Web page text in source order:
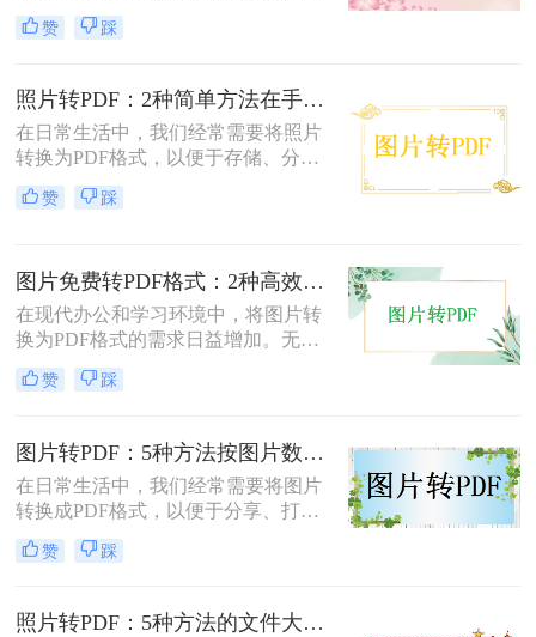
保存、分享和打印。那么如何将图片
转换为pdf格式呢？本文将介绍两种将
赞 踩
照片转PDF：2种简单方法在手机端和电脑端的操作差异！
在日常生活中，我们经常需要将照片
转换为PDF格式，以便于存储、分享
和打印。那么照片转pdf怎么弄呢？下
面将介绍两种简单实用的方法，帮助
赞 踩
图片免费转PDF格式：2种高效方法的转换速度和画质损失对比！
在现代办公和学习环境中，将图片转
换为PDF格式的需求日益增加。无论
是为了更好地保存、传输还是打印图
片，PDF格式因其跨平台兼容性和格
怎么转换成pdf格式免费呢？本文将介
绍两种免费且高效的图片转PDF的方
法。
赞 踩
图片转PDF：5种方法按图片数量和文件大小选，大的别用在线！
在日常生活中，我们经常需要将图片
转换成PDF格式，以便于分享、打印
或存档。那么图片如何转换成pdf呢？
本文将介绍几种将图片转换成PDF的
换方式。
赞 踩
照片转PDF：5种方法的文件大小限制和画质保留实测！